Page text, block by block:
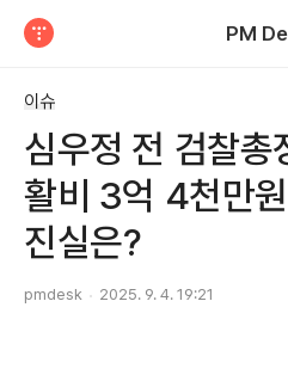
PM
이슈
심우정 전 검찰총
활비 3억 4천만
진실은?
pmdesk 2025. 9. 4. 19:21